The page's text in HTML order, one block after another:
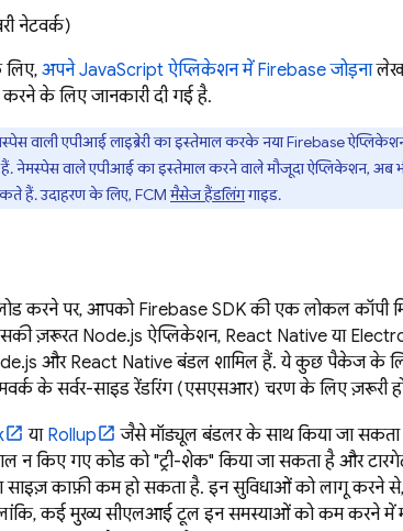
नेटवर्क)
लिए, अपने JavaScript ऐप्लिकेशन में Firebase जोड़नालेख
के लिए जानकारी दी गई है.
वाली एपीआई लाइब्रेरी का इस्तेमाल करके नया Firebase
नेमस्पेस वाले एपीआई का इस्तेमाल करने वाले मौजूदा ऐप्लिकेशन, अब
हैं. उदाहरण के लिए, FCM मैसेज हैंडलिंगगाइड.
करने पर, आपको Firebase SDK की एक लोकल कॉपी
ज़रूरत Node.js ऐप्लिकेशन, React Native या
और React Native बंडल शामिल हैं. ये कुछ पैकेज के
के सर्वर-साइड रेंडरिंग (एसएसआर) चरण के लिए ज़रूरी
या Rollup
जैसे मॉड्यूल बंडलर के साथ किया जा
न किए गए कोड को "ट्री-शेक" किया जा सकता है और
काफ़ी कम हो सकता है. इन सुविधाओं को लागू करने
कई मुख्य सीएलआई टूल इन समस्याओं को कम करने